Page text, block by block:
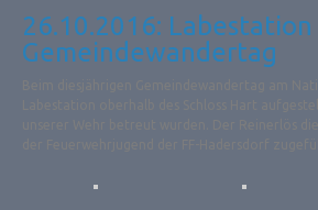
26.10.2016: Labestation
Gemeindewandertag